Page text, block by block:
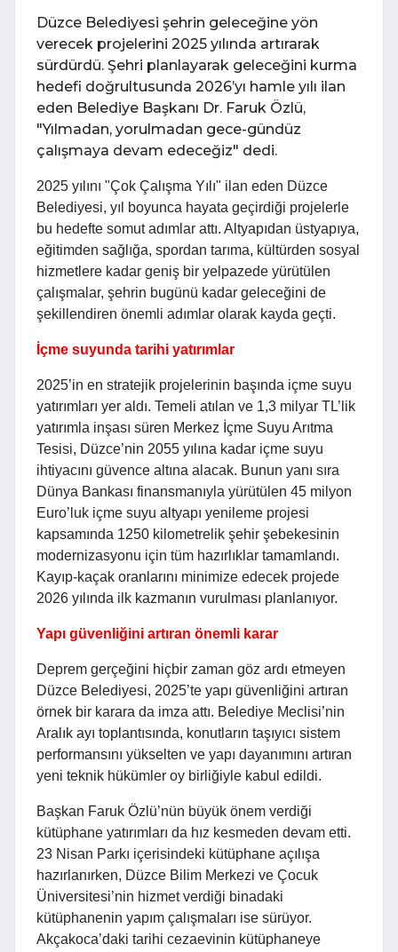
Düzce Belediyesi şehrin geleceğine yön
verecek projelerini 2025 yılında artırarak
sürdürdü. Şehri planlayarak geleceğini kurma
hedefi doğrultusunda 2026’yı hamle yılı ilan
eden Belediye Başkanı Dr. Faruk Özlü,
"Yılmadan, yorulmadan gece-gündüz
çalışmaya devam edeceğiz" dedi.
2025 yılını "Çok Çalışma Yılı" ilan eden Düzce
Belediyesi, yıl boyunca hayata geçirdiği projelerle
bu hedefte somut adımlar attı. Altyapıdan üstyapıya,
eğitimden sağlığa, spordan tarıma, kültürden sosyal
hizmetlere kadar geniş bir yelpazede yürütülen
çalışmalar, şehrin bugünü kadar geleceğini de
şekillendiren önemli adımlar olarak kayda geçti.
İçme suyunda tarihi yatırımlar
2025’in en stratejik projelerinin başında içme suyu
yatırımları yer aldı. Temeli atılan ve 1,3 milyar TL’lik
yatırımla inşası süren Merkez İçme Suyu Arıtma
Tesisi, Düzce’nin 2055 yılına kadar içme suyu
ihtiyacını güvence altına alacak. Bunun yanı sıra
Dünya Bankası finansmanıyla yürütülen 45 milyon
Euro’luk içme suyu altyapı yenileme projesi
kapsamında 1250 kilometrelik şehir şebekesinin
modernizasyonu için tüm hazırlıklar tamamlandı.
Kayıp-kaçak oranlarını minimize edecek projede
2026 yılında ilk kazmanın vurulması planlanıyor.
Yapı güvenliğini artıran önemli karar
Deprem gerçeğini hiçbir zaman göz ardı etmeyen
Düzce Belediyesi, 2025’te yapı güvenliğini artıran
örnek bir karara da imza attı. Belediye Meclisi’nin
Aralık ayı toplantısında, konutların taşıyıcı sistem
performansını yükselten ve yapı dayanımını artıran
yeni teknik hükümler oy birliğiyle kabul edildi.
Başkan Faruk Özlü’nün büyük önem verdiği
kütüphane yatırımları da hız kesmeden devam etti.
23 Nisan Parkı içerisindeki kütüphane açılışa
hazırlanırken, Düzce Bilim Merkezi ve Çocuk
Üniversitesi’nin hizmet verdiği binadaki
kütüphanenin yapım çalışmaları ise sürüyor.
Akçakoca’daki tarihi cezaevinin kütüphaneye